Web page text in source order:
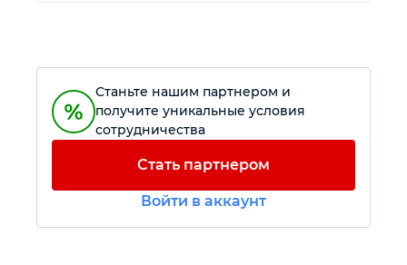
Силовое оборудование
Крепежный инструмент
Станьте нашим партнером и
получите уникальные условия
сотрудничества
Стать партнером
Войти в аккаунт